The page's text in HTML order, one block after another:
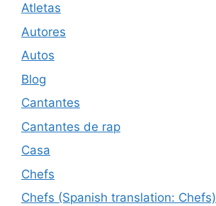
Atletas
Autores
Autos
Blog
Cantantes
Cantantes de rap
Casa
Chefs
Chefs (Spanish translation: Chefs)